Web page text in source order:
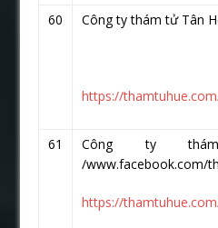
60 Công ty thám tử Tân
https://
61
Công ty
/www.facebook.com/
https://